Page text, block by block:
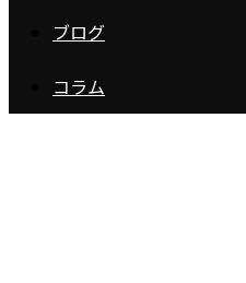
ブログ
コラム